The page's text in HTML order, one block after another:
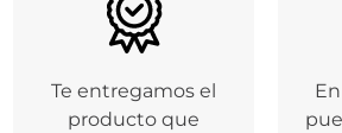
Te entregamos el
producto que